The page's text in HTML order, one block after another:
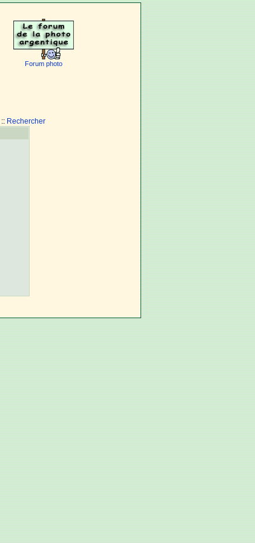
Forum photo
:: Rechercher